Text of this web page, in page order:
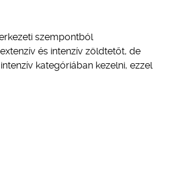
szempontból
és intenzív zöldtetőt, de
kategóriában kezelni, ezzel